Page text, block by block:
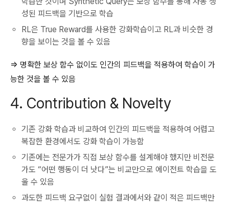
성된 피드백을 기반으로 학습
RL은 True Reward를 사용한 강화학습이고 RL과 비슷한 경
향을 보이는 것을 볼 수 있음
⇒ 명확한 보상 함수 없이도 인간의 피드백을 적용하여 학습이 가
능한 것을 볼 수 있음
4. Contribution & Novelty
기존 강화 학습과 비교하여 인간의 피드백을 적용하여 어렵고
복잡한 환경에서도 강화 학습이 가능함
기존에는 전문가가 직접 보상 함수를 설계해야 했지만 비전문
가도 “어떤 행동이 더 낫다”는 비교만으로 에이전트 학습을 도
울 수 있음
과도한 피드백 요구없이 실험 결과에서와 같이 적은 피드백만